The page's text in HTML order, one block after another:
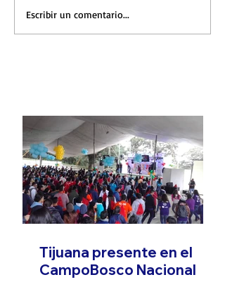
Escribir un comentario...
Tijuana presente en el
CampoBosco Nacional